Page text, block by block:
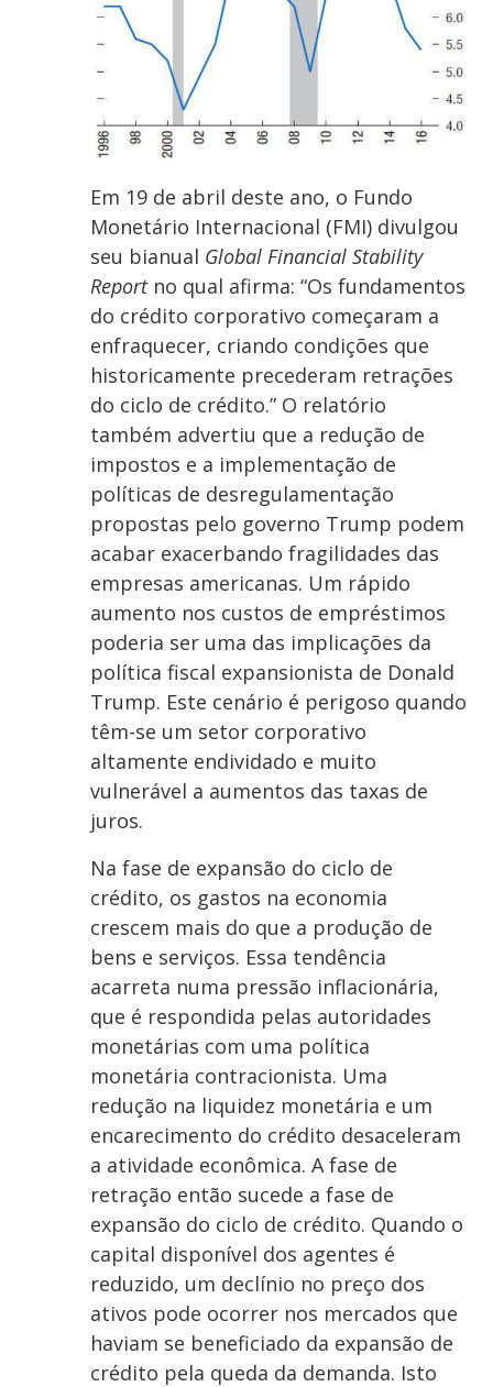
Em 19 de abril deste ano, o Fundo
Monetário Internacional (FMI) divulgou
seu bianual Global Financial Stability
Report no qual afirma: “Os fundamentos
do crédito corporativo começaram a
enfraquecer, criando condições que
historicamente precederam retrações
do ciclo de crédito.” O relatório
também advertiu que a redução de
impostos e a implementação de
políticas de desregulamentação
propostas pelo governo Trump podem
acabar exacerbando fragilidades das
empresas americanas. Um rápido
aumento nos custos de empréstimos
poderia ser uma das implicações da
política fiscal expansionista de Donald
Trump. Este cenário é perigoso quando
têm-se um setor corporativo
altamente endividado e muito
vulnerável a aumentos das taxas de
juros.
Na fase de expansão do ciclo de
crédito, os gastos na economia
crescem mais do que a produção de
bens e serviços. Essa tendência
acarreta numa pressão inflacionária,
que é respondida pelas autoridades
monetárias com uma política
monetária contracionista. Uma
redução na liquidez monetária e um
encarecimento do crédito desaceleram
a atividade econômica. A fase de
retração então sucede a fase de
expansão do ciclo de crédito. Quando o
capital disponível dos agentes é
reduzido, um declínio no preço dos
ativos pode ocorrer nos mercados que
haviam se beneficiado da expansão de
crédito pela queda da demanda. Isto